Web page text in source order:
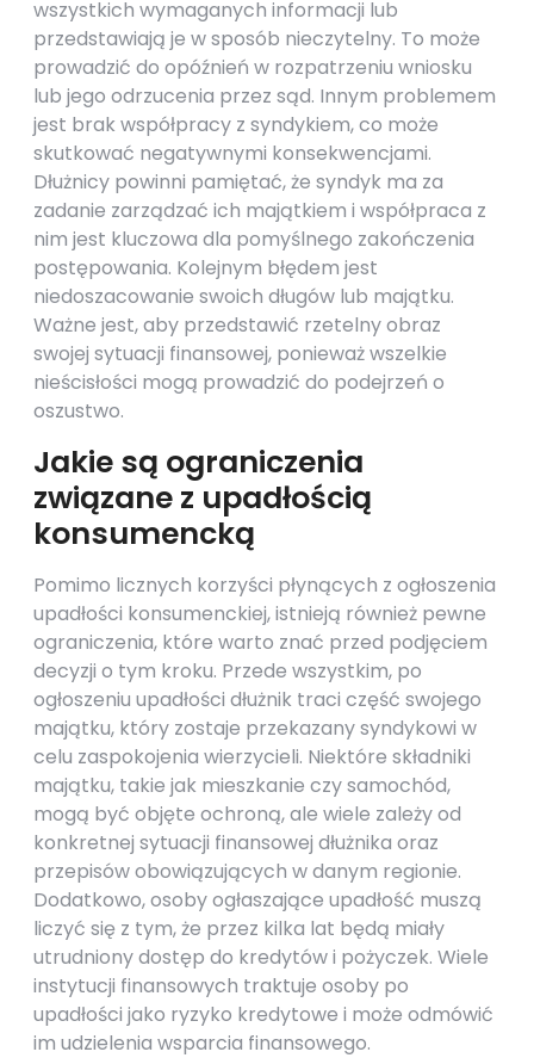
wszystkich wymaganych informacji lub
przedstawiają je w sposób nieczytelny. To może
prowadzić do opóźnień w rozpatrzeniu wniosku
lub jego odrzucenia przez sąd. Innym problemem
jest brak współpracy z syndykiem, co może
skutkować negatywnymi konsekwencjami.
Dłużnicy powinni pamiętać, że syndyk ma za
zadanie zarządzać ich majątkiem i współpraca z
nim jest kluczowa dla pomyślnego zakończenia
postępowania. Kolejnym błędem jest
niedoszacowanie swoich długów lub majątku.
Ważne jest, aby przedstawić rzetelny obraz
swojej sytuacji finansowej, ponieważ wszelkie
nieścisłości mogą prowadzić do podejrzeń o
oszustwo.
Jakie są ograniczenia
związane z upadłością
konsumencką
Pomimo licznych korzyści płynących z ogłoszenia
upadłości konsumenckiej, istnieją również pewne
ograniczenia, które warto znać przed podjęciem
decyzji o tym kroku. Przede wszystkim, po
ogłoszeniu upadłości dłużnik traci część swojego
majątku, który zostaje przekazany syndykowi w
celu zaspokojenia wierzycieli. Niektóre składniki
majątku, takie jak mieszkanie czy samochód,
mogą być objęte ochroną, ale wiele zależy od
konkretnej sytuacji finansowej dłużnika oraz
przepisów obowiązujących w danym regionie.
Dodatkowo, osoby ogłaszające upadłość muszą
liczyć się z tym, że przez kilka lat będą miały
utrudniony dostęp do kredytów i pożyczek. Wiele
instytucji finansowych traktuje osoby po
upadłości jako ryzyko kredytowe i może odmówić
im udzielenia wsparcia finansowego.